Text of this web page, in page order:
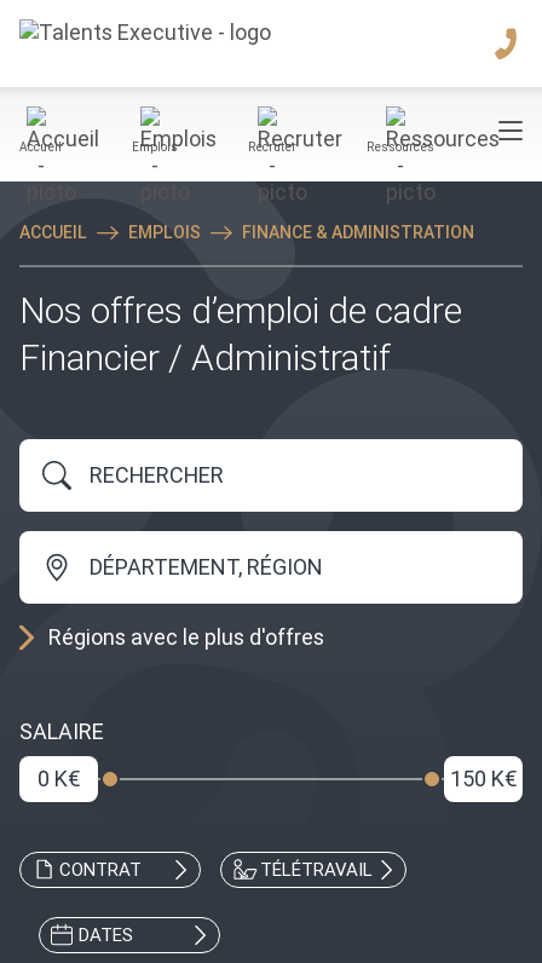
Accueil Emplois Recruter Ressources
ACCUEIL EMPLOIS FINANCE & ADMINISTRATION
Nos offres d’emploi de cadre
Financier / Administratif
DÉPARTEMENT, RÉGION
Régions avec le plus d'offres
SALAIRE
0 K€
150 K€
CONTRAT TÉLÉTRAVAIL
DATES